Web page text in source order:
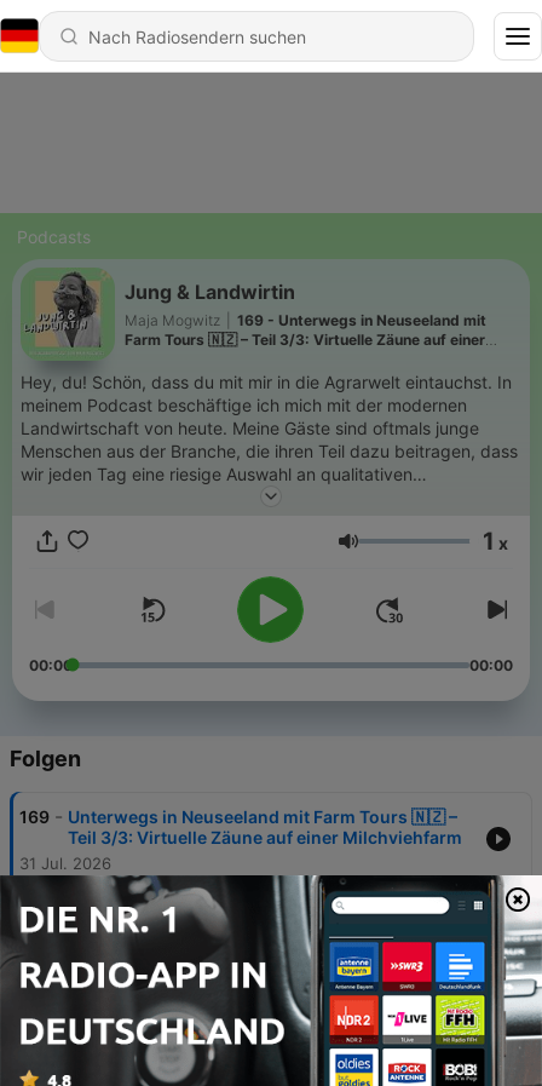
Podcasts
Jung & Landwirtin
Maja Mogwitz
169 - Unterwegs in Neuseeland mit
Farm Tours 🇳🇿 – Teil 3/3: Virtuelle Zäune auf einer
Hey, du! Schön, dass du mit mir in die Agrarwelt eintauchst. In
meinem Podcast beschäftige ich mich mit der modernen
Landwirtschaft von heute. Meine Gäste sind oftmals junge
Menschen aus der Branche, die ihren Teil dazu beitragen, dass
wir jeden Tag eine riesige Auswahl an qualitativen
Lebensmitteln haben. Ich selbst bin studierte Landwirtin und
Nachhaltigkeit, Ernährungssicherung, Tierwohl, Foodtrends,
Rückfragen sind immer willkommen.
Lautstärke 1 x
00:00 00:00
Folgen
169 - Unterwegs in Neuseeland mit Farm Tours 🇳🇿 –
Teil 3/3: Virtuelle Zäune auf einer Milchviehfarm
31 Jul. 2026
168 - Unterwegs in Neuseeland mit Farm Tours 🇳🇿 |
Teil 2/3: Kiwi-Anbau und Māori-Kultur
20 Jul. 2026
Junglandwirtereise durch Neuseeland 🇳🇿 |
Agrarreise mit Farm Tours Part 1/3